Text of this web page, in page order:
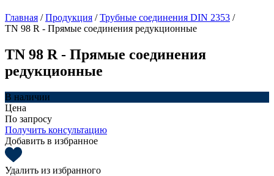
Главная /Продукция /Трубные соединения DIN 2353 /
TN 98 R - Прямые соединения редукционные
TN 98 R - Прямые соединения
редукционные
В наличии
Цена
По запросу
Получить консультацию
Добавить в избранное
Удалить из избранного